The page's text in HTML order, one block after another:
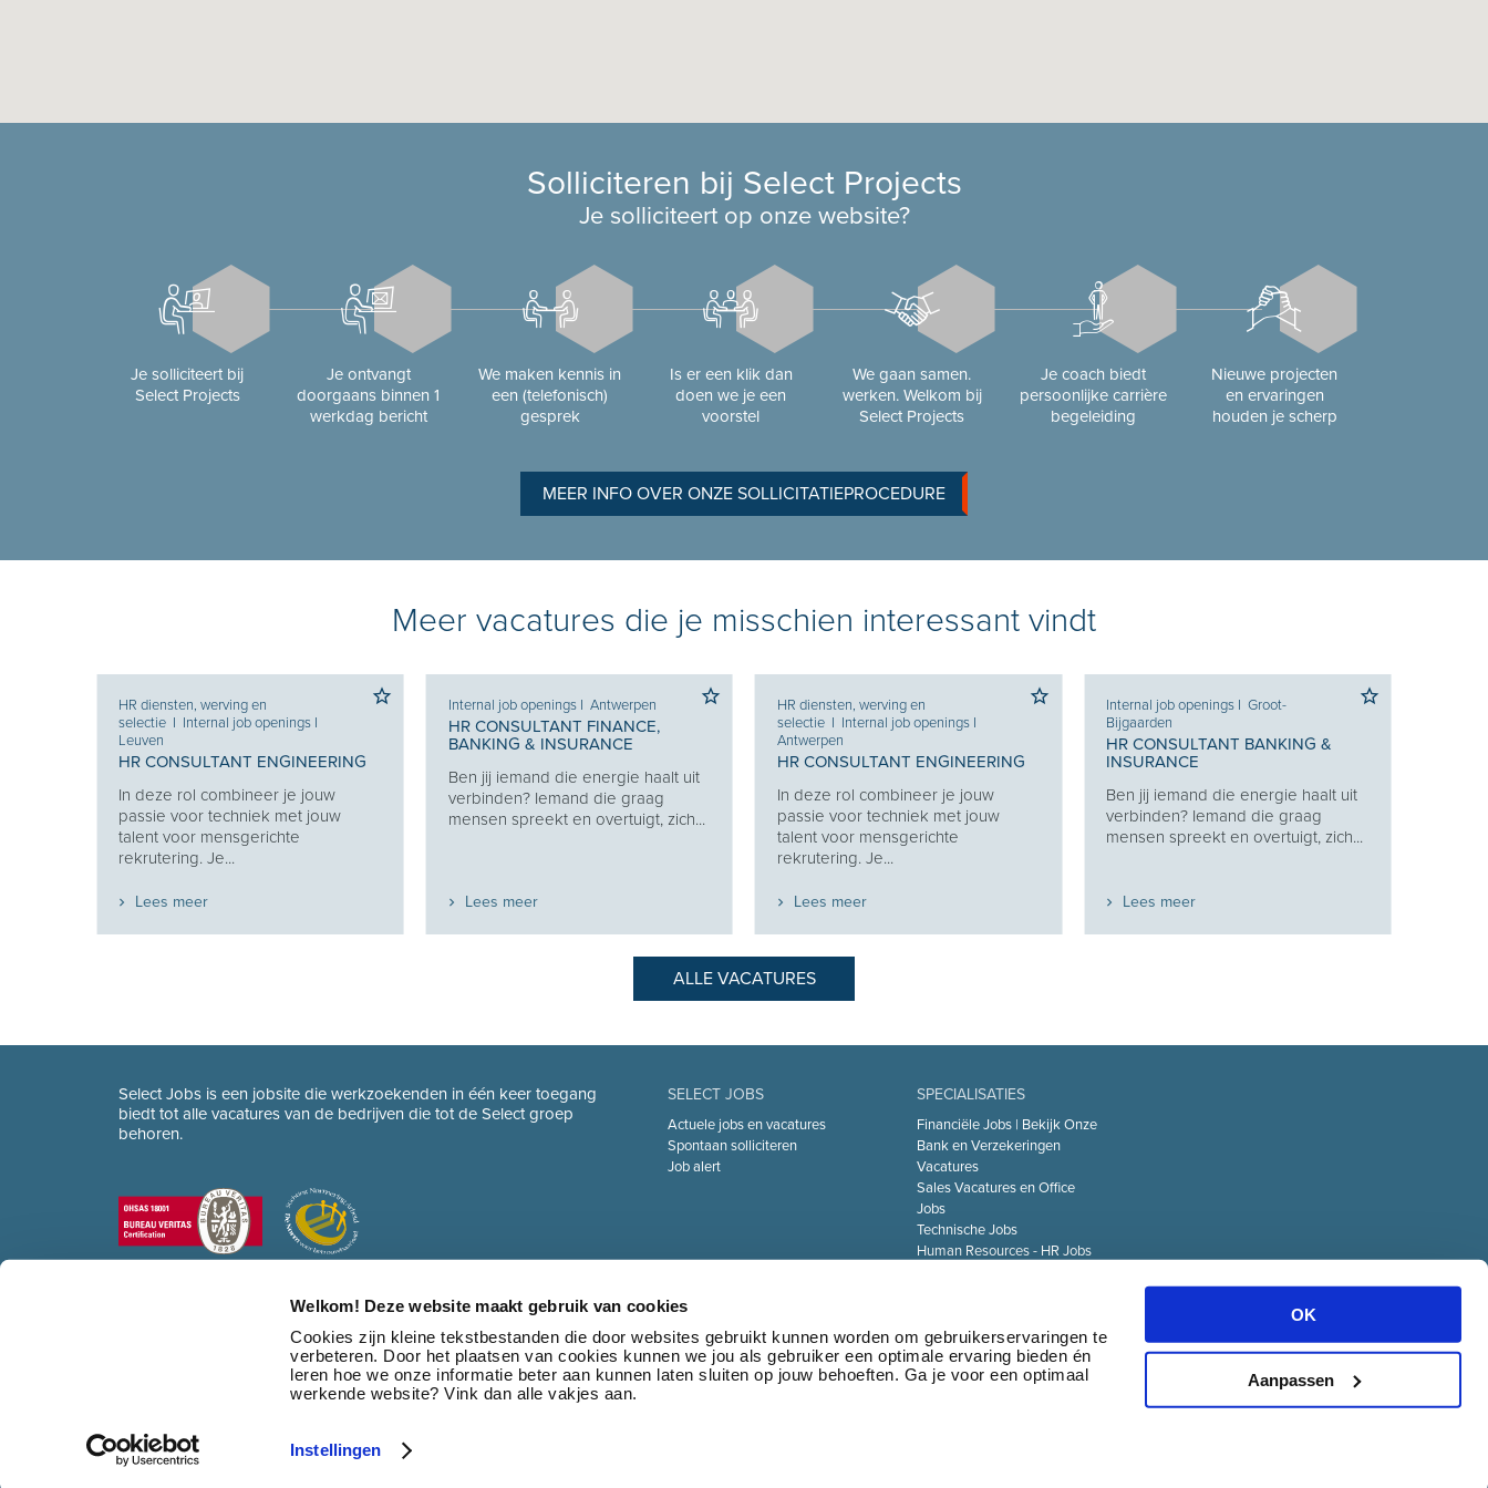
Welkom! Deze website maakt gebruik van cookies
Cookies zijn kleine tekstbestanden die door websites gebruikt kunnen worden om gebruikerservaringen te
verbeteren. Door het plaatsen van cookies kunnen we jou als gebruiker een optimale ervaring bieden én
leren hoe we onze informatie beter aan kunnen laten sluiten op jouw behoeften. Ga je voor een optimaal
werkende website? Vink dan alle vakjes aan.
Instellingen
OK
Aanpassen
Solliciteren bij Select Projects
Je solliciteert op onze website?
Je solliciteert bij
Select Projects
Je ontvangt
doorgaans binnen 1
werkdag bericht
We maken kennis in
een (telefonisch)
gesprek
Is er een klik dan
doen we je een
voorstel
We gaan samen.
werken. Welkom bij
Select Projects
Je coach biedt
persoonlijke carrière
begeleiding
Nieuwe projecten
en ervaringen
houden je scherp
MEER INFO OVER ONZE SOLLICITATIEPROCEDURE
Meer vacatures die je misschien interessant vindt
HR diensten, werving en
selectie I Internal job openings I
Leuven
HR CONSULTANT ENGINEERING
In deze rol combineer je jouw
passie voor techniek met jouw
talent voor mensgerichte
rekrutering. Je...
Lees meer
Internal job openings I Antwerpen
HR CONSULTANT FINANCE,
BANKING & INSURANCE
Ben jij iemand die energie haalt uit
verbinden? Iemand die graag
mensen spreekt en overtuigt, zich...
Lees meer
HR diensten, werving en
selectie I Internal job openings I
Antwerpen
HR CONSULTANT ENGINEERING
In deze rol combineer je jouw
passie voor techniek met jouw
talent voor mensgerichte
rekrutering. Je...
Lees meer
Internal job openings I Groot-
Bijgaarden
HR CONSULTANT BANKING &
INSURANCE
Ben jij iemand die energie haalt uit
verbinden? Iemand die graag
mensen spreekt en overtuigt, zich...
Lees meer
ALLE VACATURES
Select Jobs is een jobsite die werkzoekenden in één keer toegang
biedt tot alle vacatures van de bedrijven die tot de Select groep
behoren.
SELECT JOBS
Actuele jobs en vacatures
Spontaan solliciteren
Job alert
SPECIALISATIES
Financiële Jobs | Bekijk Onze
Bank en Verzekeringen
Vacatures
Sales Vacatures en Office
Jobs
Technische Jobs
Human Resources - HR Jobs
Transport & Logistiek Jobs
Marketing & communicatie
Jobs
© 2026 Select Jobs • HR dienstverlening